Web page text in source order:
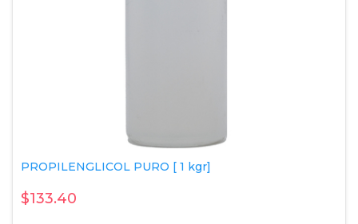
PROPILENGLICOL PURO [ 1 kgr]
$133.40